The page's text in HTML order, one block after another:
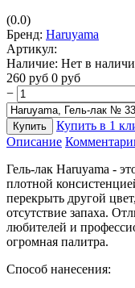
(0.0)
Бренд: Haruyama
Артикул:
Наличие: Нет в
260 руб 0 руб
−
Купить
Купить в 1
Описание
Гель-лак Haruyama -
плотной
перекрыть другой
отсутствие запаха.
любителей и
огромная палитра.
Способ нанесения: